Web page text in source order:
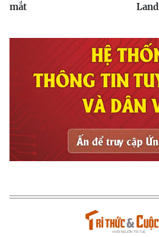
mắt